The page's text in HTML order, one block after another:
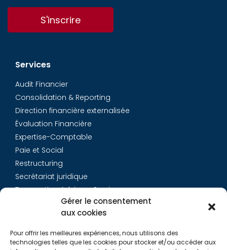
Gérer le consentement
aux cookies
Pour offrir les meilleures expériences, nous utilisons des
technologies telles que les cookies pour stocker et/ou accéder aux
S'inscrire
Services
Audit Financier
Consolidation & Reporting
Direction financière externalisée
Évaluation Financière
Expertise-Comptable
Paie et Social
Restructuring
Secrétariat juridique
Transaction Advisory Services
Équipe